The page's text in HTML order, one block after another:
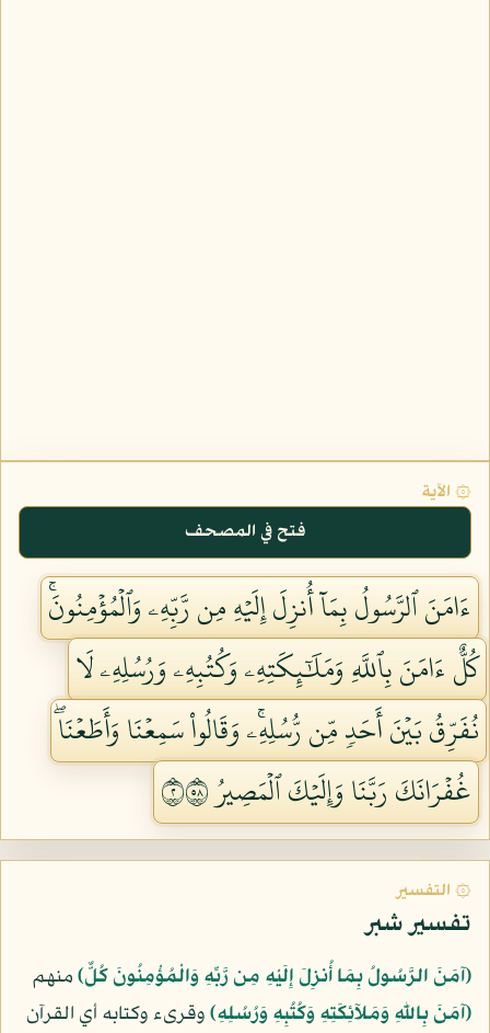
۞ الآية
فتح في المصحف
ءَامَنَ ٱلرَّسُولُ بِمَآ أُنزِلَ إِلَيۡهِ مِن رَّبِّهِۦ وَٱلۡمُؤۡمِنُونَۚ
كُلٌّ ءَامَنَ بِٱللَّهِ وَمَلَٰٓئِكَتِهِۦ وَكُتُبِهِۦ وَرُسُلِهِۦ لَا
نُفَرِّقُ بَيۡنَ أَحَدٖ مِّن رُّسُلِهِۦۚ وَقَالُواْ سَمِعۡنَا وَأَطَعۡنَاۖ
غُفۡرَانَكَ رَبَّنَا وَإِلَيۡكَ ٱلۡمَصِيرُ ٢٨٥
۞ التفسير
تفسير شبر
﴿آمَنَ الرَّسُولُ بِمَا أُنزِلَ إِلَيْهِ مِن رَّبِّهِ وَالْمُؤْمِنُونَ كُلٌّ﴾منهم
﴿آمَنَ بِاللّهِ وَمَلآئِكَتِهِ وَكُتُبِهِ وَرُسُلِهِ﴾وقرىء وكتابه أي القرآن